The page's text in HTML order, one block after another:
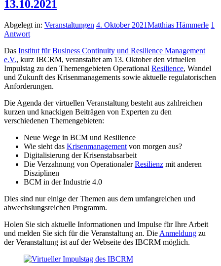
13.10.2021
Abgelegt in: Veranstaltungen 4. Oktober 2021Matthias Hämmerle 1
Antwort
Das Institut für Business Continuity und Resilience Management
e.V., kurz IBCRM, veranstaltet am 13. Oktober den virtuellen
Impulstag zu den Themengebieten Operational Resilience, Wandel
und Zukunft des Krisenmanagements sowie aktuelle regulatorischen
Anforderungen.
Die Agenda der virtuellen Veranstaltung besteht aus zahlreichen
kurzen und knackigen Beiträgen von Experten zu den
verschiedenen Themengebieten:
Neue Wege in BCM und Resilience
Wie sieht das Krisenmanagement von morgen aus?
Digitalisierung der Krisenstabsarbeit
Die Verzahnung von OperationalerResilienz mit anderen
Disziplinen
BCM in der Industrie 4.0
Dies sind nur einige der Themen aus dem umfangreichen und
abwechslungsreichen Programm.
Holen Sie sich aktuelle Informationen und Impulse für Ihre Arbeit
und melden Sie sich für die Veranstaltung an. Die Anmeldung zu
der Veranstaltung ist auf der Webseite des IBCRM möglich.